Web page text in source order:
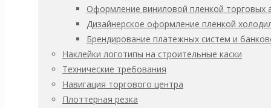
Оформление виниловой пленкой торговых
Дизайнерское оформление пленкой
Брендирование платежных систем и
Наклейки логотипы на строительные каски
Технические требования
Навигация торгового центра
Плоттерная резка
Защитная ламинация
Монтажная лента (скотч)
Маркировка (логотип) заказчика
Изменение цвета, стиля
Изменение содержания, размера